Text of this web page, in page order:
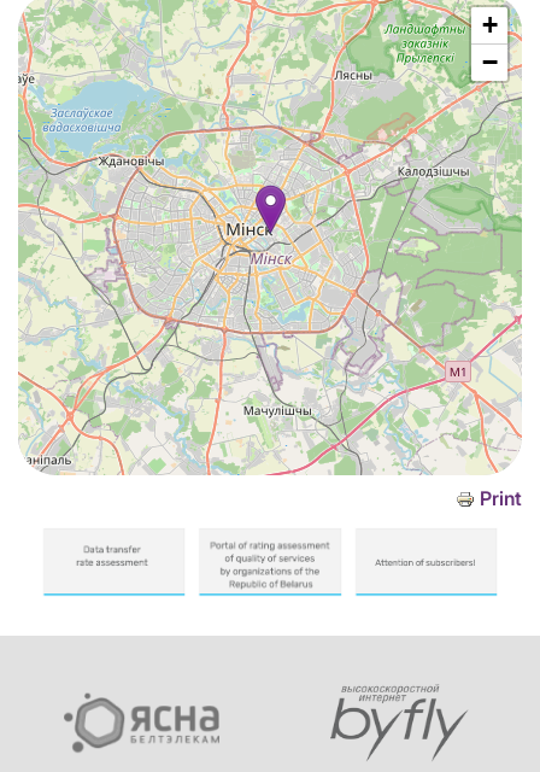
+
−
Print